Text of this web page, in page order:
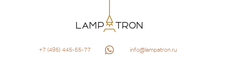
+7 (495) 445-55-77 info@lampatron.ru